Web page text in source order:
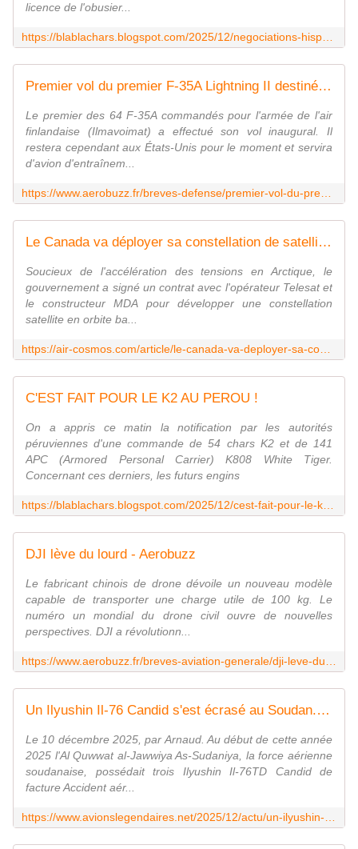
licence de l'obusier...
Premier vol du premier F-35A Lightning II destiné à la Finlande - Aerobuzz
Le premier des 64 F-35A commandés pour l'armée de l'air
finlandaise (Ilmavoimat) a effectué son vol inaugural. Il
restera cependant aux États-Unis pour le moment et servira
d'avion d'entraînem...
Le Canada va déployer sa constellation de satellites militaires de communication en orbite basse
Soucieux de l'accélération des tensions en Arctique, le
gouvernement a signé un contrat avec l'opérateur Telesat et
le constructeur MDA pour développer une constellation
satellite en orbite ba...
C'EST FAIT POUR LE K2 AU PEROU !
On a appris ce matin la notification par les autorités
péruviennes d'une commande de 54 chars K2 et de 141
APC (Armored Personal Carrier) K808 White Tiger.
Concernant ces derniers, les futurs engins
DJI lève du lourd - Aerobuzz
Le fabricant chinois de drone dévoile un nouveau modèle
capable de transporter une charge utile de 100 kg. Le
numéro un mondial du drone civil ouvre de nouvelles
perspectives. DJI a révolutionn...
Un Ilyushin Il-76 Candid s'est écrasé au Soudan. - avionslegendaires.net
Le 10 décembre 2025, par Arnaud. Au début de cette année
2025 l'Al Quwwat al-Jawwiya As-Sudaniya, la force aérienne
soudanaise, possédait trois Ilyushin Il-76TD Candid de
facture Accident aér...